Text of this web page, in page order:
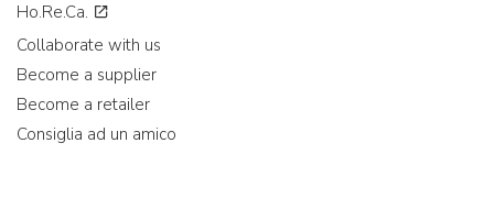
Ho.Re.Ca.
Collaborate with us
Become a supplier
Become a retailer
Consiglia ad un amico